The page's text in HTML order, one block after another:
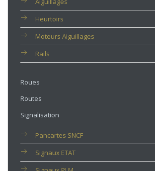
Heurtoirs
Moteurs Aiguillages
Rails
Roues
Routes
Signalisation
Pancartes SNCF
Signaux ETAT